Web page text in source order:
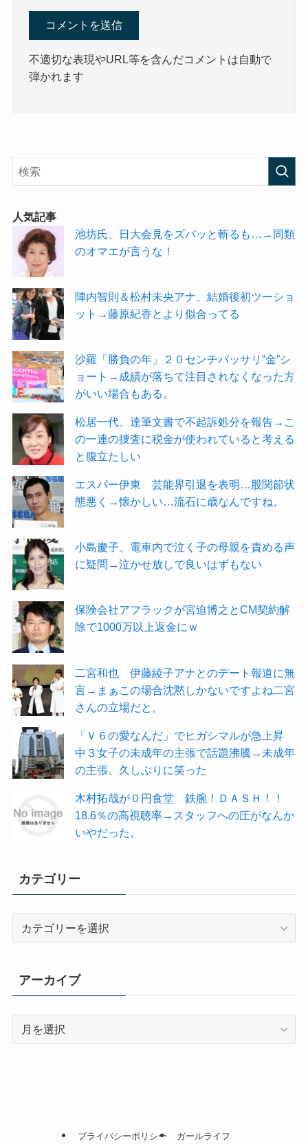
不適切な表現やURL等を含んだコメントは自動で
弾かれます
人気記事
池坊氏、日大会見をズバッと斬るも…→同類
のオマエが言うな！
陣内智則＆松村未央アナ、結婚後初ツーショ
ット→藤原紀香とより似合ってる
沙羅「勝負の年」２０センチバッサリ“金”シ
ョート→成績が落ちて注目されなくなった方
がいい場合もある。
松居一代、達筆文書で不起訴処分を報告→こ
の一連の捜査に税金が使われていると考える
と腹立たしい
エスパー伊東 芸能界引退を表明…股関節状
態悪く→懐かしい…流石に歳なんですね。
小島慶子、電車内で泣く子の母親を責める声
に疑問→泣かせ放しで良いはずもない
保険会社アフラックが宮迫博之とCM契約解
除で1000万以上返金にｗ
二宮和也 伊藤綾子アナとのデート報道に無
言→まぁこの場合沈黙しかないですよね二宮
さんの立場だと。
「Ｖ６の愛なんだ」でヒガシマルが急上昇
中３女子の未成年の主張で話題沸騰→未成年
の主張、久しぶりに笑った
木村拓哉が０円食堂 鉄腕！ＤＡＳＨ！！
18.6％の高視聴率→スタッフへの圧がなんか
いやだった。
カテゴリー
リ
ー
アーカイブ
プライバシーポリシー ガールライフ